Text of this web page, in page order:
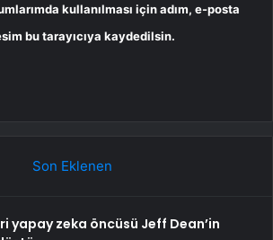
kullanılması için adım, e-posta
bu tarayıcıya kaydedilsin.
Son Eklenen
yapay zeka öncüsü Jeff Dean’in